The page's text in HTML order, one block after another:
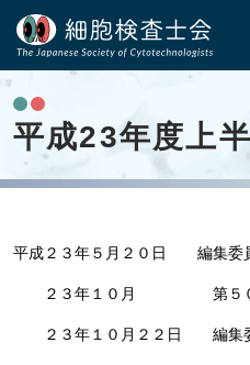
平成23年度上
平成２３年５月２０日 編集委
２３年１０月 第５０号
２３年１０月２２日 編集委